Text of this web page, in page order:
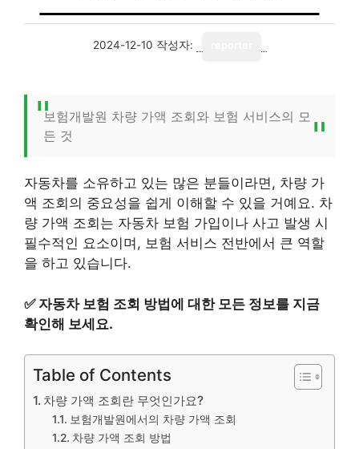
2024-12-10 작성자:
보험개발원 차량 가액 조회와 보험 서비스의 모
든 것
자동차를 소유하고 있는 많은 분들이라면, 차량 가
액 조회의 중요성을 쉽게 이해할 수 있을 거예요. 차
량 가액 조회는 자동차 보험 가입이나 사고 발생 시
필수적인 요소이며, 보험 서비스 전반에서 큰 역할
을 하고 있습니다.
✅ 자동차 보험 조회 방법에 대한 모든 정보를 지금
확인해 보세요.
Table of Contents
차량 가액 조회란 무엇인가요?
보험개발원에서의 차량 가액 조회
차량 가액 조회 방법